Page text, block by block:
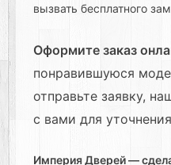
вызвать бесплатного
Оформите заказ
понравившуюся
отправьте заявку,
с вами для
Империя Дверей —